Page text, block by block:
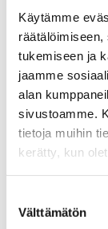
Käytämme
tukemiseen ja
jaamme
alan
sivustoamme.
tietoja muihin
kerätty, kun
valinta
Välttämätön